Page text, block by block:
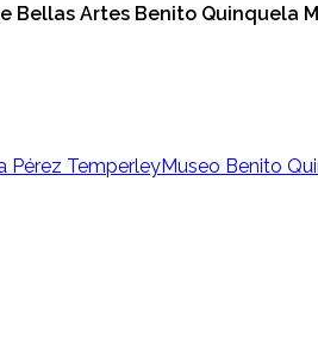
Bellas Artes Benito Quinquela
Pérez TemperleyMuseo Benito